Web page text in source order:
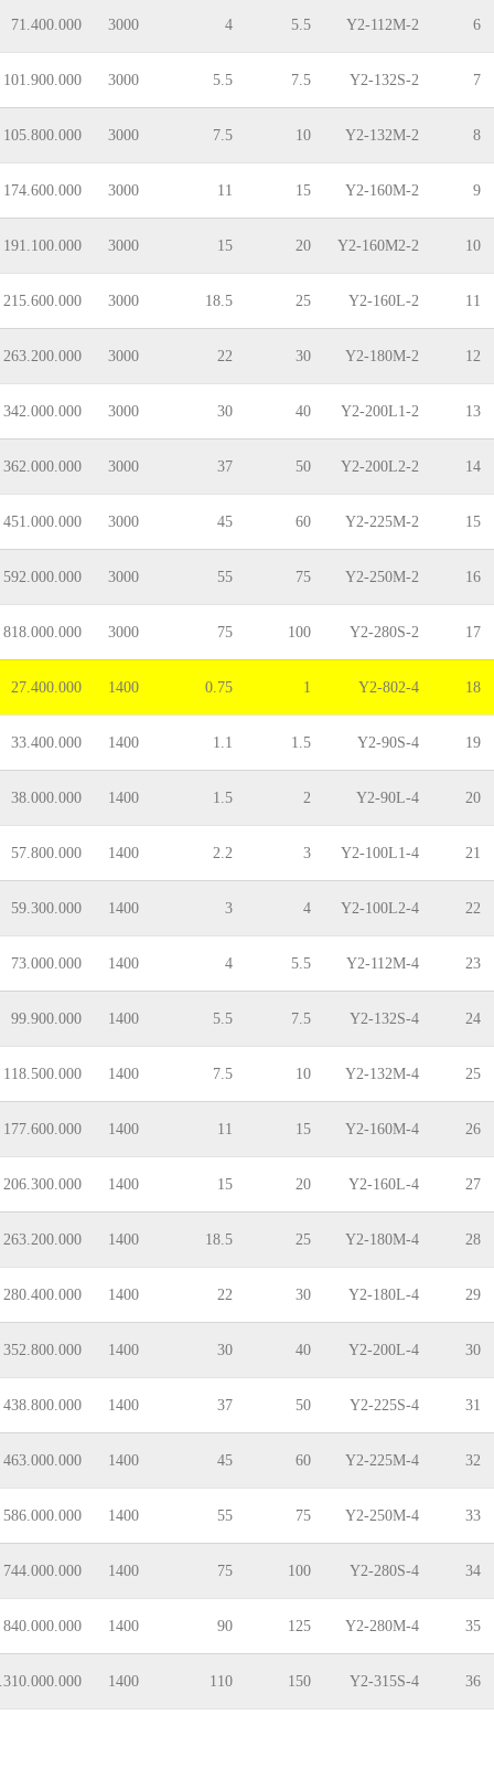
6
Y2-112M-2
5.5
4
3000
71.400.000
7
Y2-132S-2
7.5
5.5
3000
101.900.000
8
Y2-132M-2
10
7.5
3000
105.800.000
9
Y2-160M-2
15
11
3000
174.600.000
10
Y2-160M2-2
20
15
3000
191.100.000
11
Y2-160L-2
25
18.5
3000
215.600.000
12
Y2-180M-2
30
22
3000
263.200.000
13
Y2-200L1-2
40
30
3000
342.000.000
14
Y2-200L2-2
50
37
3000
362.000.000
15
Y2-225M-2
60
45
3000
451.000.000
16
Y2-250M-2
75
55
3000
592.000.000
17
Y2-280S-2
100
75
3000
818.000.000
18
Y2-802-4
1
0.75
1400
27.400.000
19
Y2-90S-4
1.5
1.1
1400
33.400.000
20
Y2-90L-4
2
1.5
1400
38.000.000
21
Y2-100L1-4
3
2.2
1400
57.800.000
22
Y2-100L2-4
4
3
1400
59.300.000
23
Y2-112M-4
5.5
4
1400
73.000.000
24
Y2-132S-4
7.5
5.5
1400
99.900.000
25
Y2-132M-4
10
7.5
1400
118.500.000
26
Y2-160M-4
15
11
1400
177.600.000
27
Y2-160L-4
20
15
1400
206.300.000
28
Y2-180M-4
25
18.5
1400
263.200.000
29
Y2-180L-4
30
22
1400
280.400.000
30
Y2-200L-4
40
30
1400
352.800.000
31
Y2-225S-4
50
37
1400
438.800.000
32
Y2-225M-4
60
45
1400
463.000.000
33
Y2-250M-4
75
55
1400
586.000.000
34
Y2-280S-4
100
75
1400
744.000.000
35
Y2-280M-4
125
90
1400
840.000.000
36
Y2-315S-4
150
110
1400